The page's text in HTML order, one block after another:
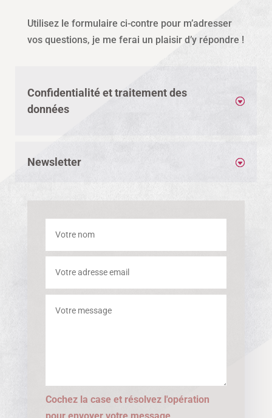
Utilisez le formulaire ci-contre pour m’adresser
vos questions, je me ferai un plaisir d’y répondre !
Confidentialité et traitement des
données
Newsletter
Cochez la case et résolvez l'opération